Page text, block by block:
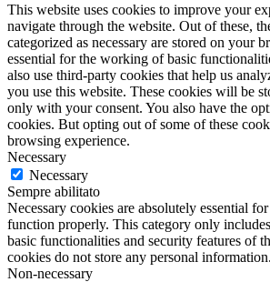
This website uses cookies to improve your
navigate through the website. Out of these,
categorized as necessary are stored on your
essential for the working of basic
also use third-party cookies that help us
you use this website. These cookies will be
only with your consent. You also have the
cookies. But opting out of some of these
browsing experience.
Necessary
Necessary
Sempre abilitato
Necessary cookies are absolutely essential
function properly. This category only
basic functionalities and security features of
cookies do not store any personal information.
Non-necessary